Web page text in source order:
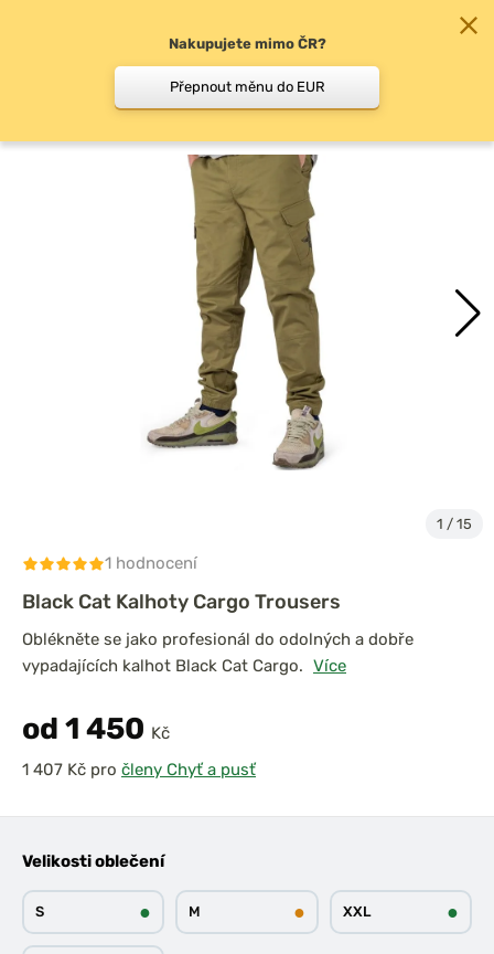
1 / 15
1 hodnocení
Black Cat Kalhoty Cargo Trousers
Oblékněte se jako profesionál do odolných a dobře
vypadajících kalhot Black Cat Cargo. Více
od 1 450 Kč
pro členy Chyť a pusť
Velikosti oblečení
S ● M ● XXL ●
Nakupujete mimo ČR?
Přepnout měnu do EUR